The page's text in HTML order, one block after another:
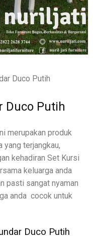
Duco Putih
Duco Putih
merupakan produk
yang terjangkau,
kehadiran Set Kursi
keluarga anda
pasti sangat nyaman
anda cocok untuk
Duco Putih